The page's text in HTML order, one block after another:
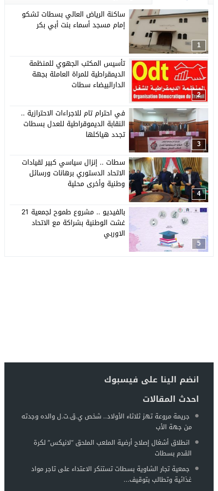
1
ساكنة الرياض العالي بسطات تشكو
إمام مسجد أسماء بنت أبي بكر
2
تأسيس المكتب الجهوي للمنظمة
الديمقراطية للمراة العاملة بجهة
الدارالبيضاء سطات
3
في احترام تام للاجراءات الاحترازية ..
النقابة الديموقراطية للعدل بسطات
تجدد هياكلها
4
سطات .. إنزال سياسي كبير لقيادات
الاتحاد الدستوري برهانات ورسائل
وطنية وأخرى محلية
5
بالفيديو .. مشروع طموح لجمعية 21
غشت الوطنية بشراكة مع الاتحاد
الاوربي
انضم الينا على فيسبوك
احدث المقالات
جريمة مروعة تهز ثلاثاء الأولاد.. شخص ي.ق.ت.ل والده وجدته
من جهة الأب
انطلاق أشغال إصلاح أرضية الملعب الملحق “لانيكس” لكرة
القدم بسطات
جمعية تجار الشاوية بسطات تستنكر الاعتداء على تاجر مواد
غذائية وتطالب بتوقيف...